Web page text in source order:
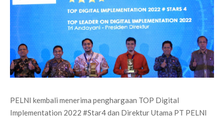
PELNI kembali menerima penghargaan TOP Digital
Implementation 2022 #Star4 dan Direktur Utama PT PELNI